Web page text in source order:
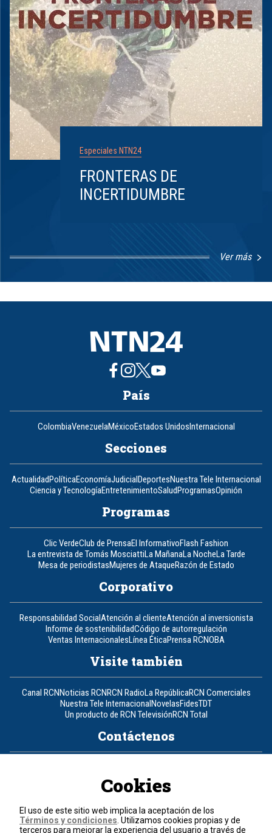
Especiales NTN24
FRONTERAS DE
INCERTIDUMBRE
Ver más
1
8
País
ColombiaVenezuelaMéxicoEstados UnidosInternacional
Secciones
ActualidadPolíticaEconomíaJudicialDeportesNuestra Tele Internacional
Ciencia y TecnologíaEntretenimientoSaludProgramasOpinión
Programas
Clic VerdeClub de PrensaEl InformativoFlash Fashion
La entrevista de Tomás MosciattiLa MañanaLa NocheLa Tarde
Mesa de periodistasMujeres de AtaqueRazón de Estado
Corporativo
Responsabilidad SocialAtención al clienteAtención al inversionista
Informe de sostenibilidadCódigo de autorregulación
Ventas InternacionalesLínea ÉticaPrensa RCNOBA
Visite también
Canal RCNNoticias RCNRCN RadioLa RepúblicaRCN Comerciales
Nuestra Tele InternacionalNovelasFidesTDT
Un producto de RCN TelevisiónRCN Total
Contáctenos
Política de cookies
Términos y condiciones
Cookies
El uso de este sitio web implica la aceptación de los
Términos y condiciones . Utilizamos cookies propias y de
terceros para mejorar la experiencia del usuario a través de